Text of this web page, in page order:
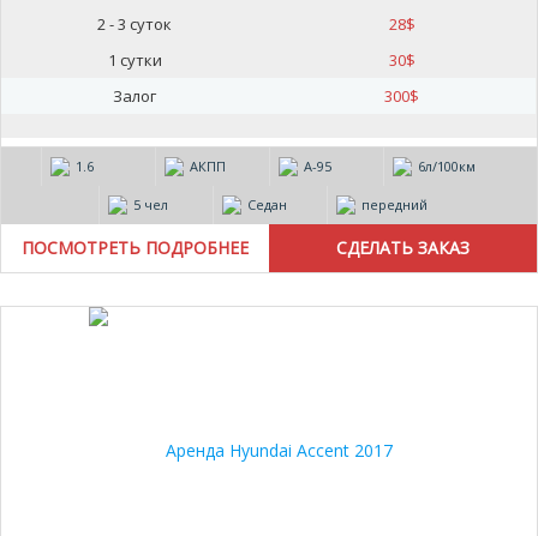
2 - 3 суток
28$
1 сутки
30$
Залог
300$
1.6 АКПП А-95 6л/100км
5 чел Седан передний
ПОСМОТРЕТЬ ПОДРОБНЕЕ